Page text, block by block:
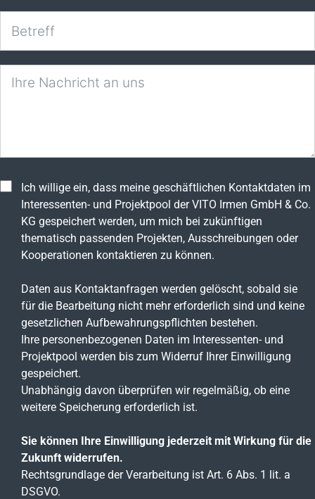
Ich willige ein, dass meine geschäftlichen Kontaktdaten im
Interessenten- und Projektpool der VITO Irmen GmbH & Co.
KG gespeichert werden, um mich bei zukünftigen
thematisch passenden Projekten, Ausschreibungen oder
Kooperationen kontaktieren zu können.
Daten aus Kontaktanfragen werden gelöscht, sobald sie
für die Bearbeitung nicht mehr erforderlich sind und keine
gesetzlichen Aufbewahrungspflichten bestehen.
Ihre personenbezogenen Daten im Interessenten- und
Projektpool werden bis zum Widerruf Ihrer Einwilligung
gespeichert.
Unabhängig davon überprüfen wir regelmäßig, ob eine
weitere Speicherung erforderlich ist.
Sie können Ihre Einwilligung jederzeit mit Wirkung für die
Zukunft widerrufen.
Rechtsgrundlage der Verarbeitung ist Art. 6 Abs. 1 lit. a
DSGVO.